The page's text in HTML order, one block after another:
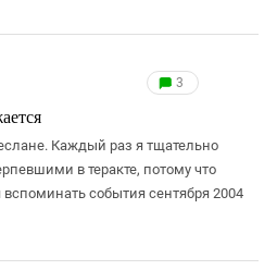
3
Каждый раз я тщательно
в теракте, потому что
события сентября 2004